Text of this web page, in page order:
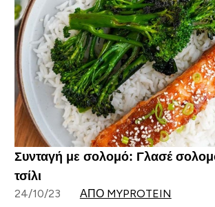
Συνταγή με σολομό: Γλασέ
τσίλι
24/10/23 ΑΠΌ MYPROTEIN